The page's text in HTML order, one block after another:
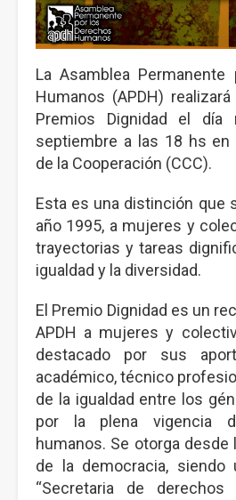
La Asamblea
Humanos (APDH)
Premios Dignidad el día
septiembre a las 18 hs en
de la Cooperación (CCC).
Esta es una distinción que
año 1995, a mujeres y
trayectorias y tareas
igualdad y la diversidad.
El Premio Dignidad es un
APDH a mujeres y
destacado por sus
académico, técnico
de la igualdad entre los
por la plena vigencia
humanos. Se otorga
de la democracia,
“Secretaria de